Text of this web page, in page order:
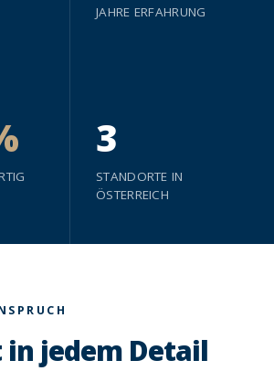
JAHRE ERFAHRUNG
3
STANDORTE IN
ÖSTERREICH
jedem Detail